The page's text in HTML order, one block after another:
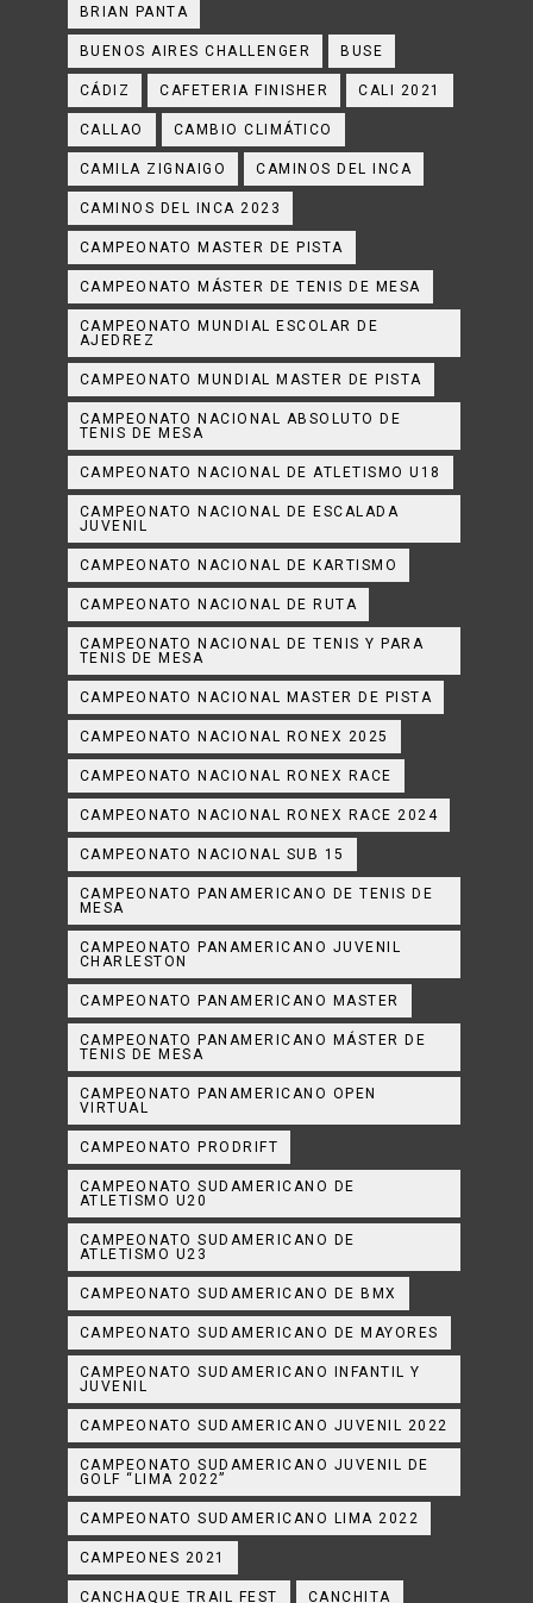
BRIAN PANTA
BUENOS AIRES CHALLENGER BUSE
CÁDIZ CAFETERIA FINISHER CALI 2021
CALLAO CAMBIO CLIMÁTICO
CAMILA ZIGNAIGO CAMINOS DEL INCA
CAMINOS DEL INCA 2023
CAMPEONATO MASTER DE PISTA
CAMPEONATO MÁSTER DE TENIS DE MESA
CAMPEONATO MUNDIAL ESCOLAR DE
AJEDREZ
CAMPEONATO MUNDIAL MASTER DE PISTA
CAMPEONATO NACIONAL ABSOLUTO DE
TENIS DE MESA
CAMPEONATO NACIONAL DE ATLETISMO U18
CAMPEONATO NACIONAL DE ESCALADA
JUVENIL
CAMPEONATO NACIONAL DE KARTISMO
CAMPEONATO NACIONAL DE RUTA
CAMPEONATO NACIONAL DE TENIS Y PARA
TENIS DE MESA
CAMPEONATO NACIONAL MASTER DE PISTA
CAMPEONATO NACIONAL RONEX 2025
CAMPEONATO NACIONAL RONEX RACE
CAMPEONATO NACIONAL RONEX RACE 2024
CAMPEONATO NACIONAL SUB 15
CAMPEONATO PANAMERICANO DE TENIS DE
MESA
CAMPEONATO PANAMERICANO JUVENIL
CHARLESTON
CAMPEONATO PANAMERICANO MASTER
CAMPEONATO PANAMERICANO MÁSTER DE
TENIS DE MESA
CAMPEONATO PANAMERICANO OPEN
VIRTUAL
CAMPEONATO PRODRIFT
CAMPEONATO SUDAMERICANO DE
ATLETISMO U20
CAMPEONATO SUDAMERICANO DE
ATLETISMO U23
CAMPEONATO SUDAMERICANO DE BMX
CAMPEONATO SUDAMERICANO DE MAYORES
CAMPEONATO SUDAMERICANO INFANTIL Y
JUVENIL
CAMPEONATO SUDAMERICANO JUVENIL 2022
CAMPEONATO SUDAMERICANO JUVENIL DE
GOLF “LIMA 2022”
CAMPEONATO SUDAMERICANO LIMA 2022
CAMPEONES 2021
CANCHAQUE TRAIL FEST CANCHITA